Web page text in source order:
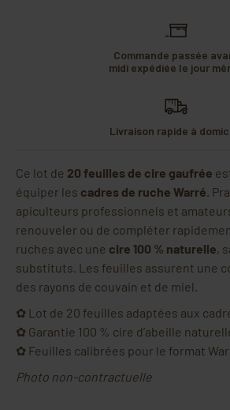
Commande passée
midi expédiée le jour
Livraison rapide à
Ce lot de 20 feuilles de cire gaufrée
équiper les cadres de ruche Warré.
apiculteurs professionnels et
renouveler ou de compléter
ruches avec une cire 100 % naturelle,
substituts. Les feuilles assurent une
des rayons de couvain et de miel.
✿ Lot de 20 feuilles adaptées aux
✿ Garantie 100 % cire d’abeille
✿ Feuilles calibrées pour le format
Photo non-contractuelle